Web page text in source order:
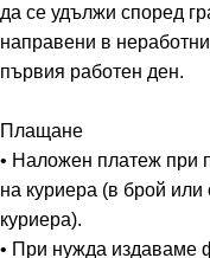
да се удължи според
направени в
първия работен ден.
Плащане
• Наложен платеж при
на куриера (в брой или
куриера).
• При нужда издаваме